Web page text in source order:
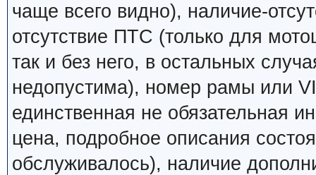
чаще всего видно), наличие-
отсутствие ПТС (только для
так и без него, в остальных
недопустима), номер рамы или
единственная не обязательная
цена, подробное описания
обслуживалось), наличие